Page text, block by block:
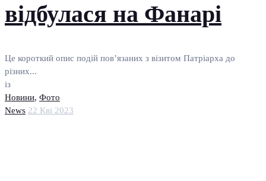
відбулася на Фанарі
Це короткий опис подій пов’язаних з візитом Патріарха до
різних...
із
Новини, Фото
News 22 Кві 2023